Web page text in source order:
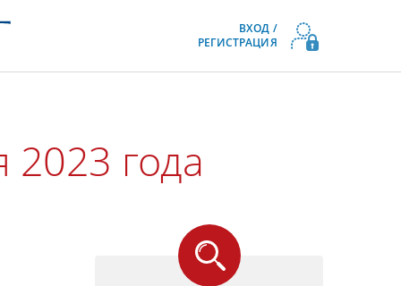
ВХОД /
РЕГИСТРАЦИЯ
2023 года